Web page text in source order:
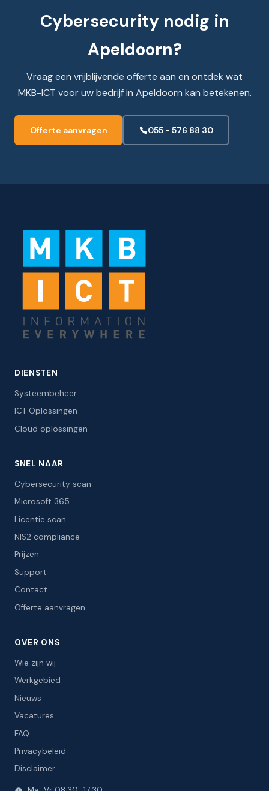
Cybersecurity nodig in
Apeldoorn?
Vraag een vrijblijvende offerte aan en ontdek wat
MKB-ICT voor uw bedrijf in Apeldoorn kan betekenen.
Offerte aanvragen 055 - 576 88 30
DIENSTEN
Systeembeheer
ICT Oplossingen
Cloud oplossingen
SNEL NAAR
Cybersecurity scan
Microsoft 365
Licentie scan
NIS2 compliance
Prijzen
Support
Contact
Offerte aanvragen
OVER ONS
Wie zijn wij
Werkgebied
Nieuws
Vacatures
FAQ
Privacybeleid
Disclaimer